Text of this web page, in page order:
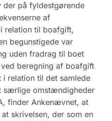
der på fyldestgørende
af
relation til boafgift,
begunstigede var
uden fradrag til boet
beregning af boafgift
relation til det samlede
særlige omstændigheder
finder Ankenævnet, at
skrivelsen, der som en